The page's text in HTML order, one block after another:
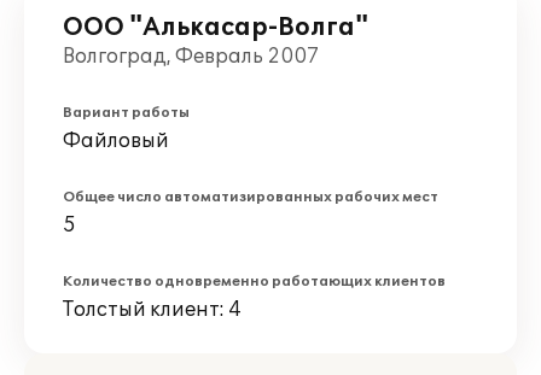
ООО "Алькасар-Волга"
Волгоград, Февраль 2007
Вариант работы
Файловый
Общее число автоматизированных рабочих мест
5
Количество одновременно работающих клиентов
Толстый клиент: 4